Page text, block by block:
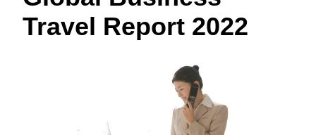
Canada (English)
México (Español)
Brasil (Português)
United Kingdom (English)
Deutschland (Deutsch)
Italia (Italiano)
ASIA PACIFIC
Australia (English)
India (English)
日本（日本語)
Travel Report 2022